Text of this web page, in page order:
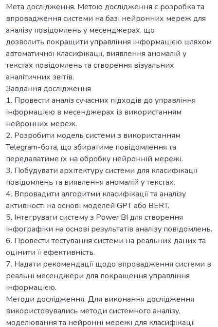
Мета дослідження. Метою дослідження є розробка та
впровадження системи на базі нейронних мереж для
аналізу повідомлень у месенджерах, що
дозволить покращити управління інформацією шляхом
автоматичної класифікації, виявлення аномалій у
текстах повідомлень та створення візуальних
аналітичних звітів.
Завдання дослідження
1. Провести аналіз сучасних підходів до управління
інформацією в месенджерах із використанням
нейронних мереж.
2. Розробити модель системи з використанням
Telegram-бота, що збиратиме повідомлення та
передаватиме їх на обробку нейронній мережі.
3. Побудувати архітектуру системи для класифікації
повідомлень та виявлення аномалій у текстах.
4. Впровадити алгоритми класифікації та аналізу
активності на основі моделей GPT або BERT.
5. Інтегрувати систему з Power BI для створення
інфографіки на основі результатів аналізу повідомлень.
6. Провести тестування системи на реальних даних та
оцінити її ефективність.
7. Надати рекомендації щодо впровадження системи в
реальні месенджери для покращення управління
інформацією.
Методи дослідження. Для виконання дослідження
використовувались методи системного аналізу,
моделювання та нейронні мережі для класифікації